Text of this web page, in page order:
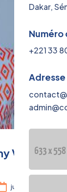
Langue
Dakar,
+221 33
Agenda
juin 23, 2026